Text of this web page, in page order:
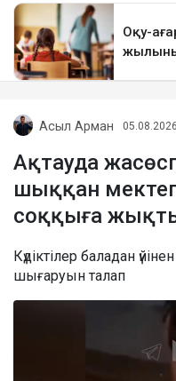
Асыл Арман
Ақтауда
шыққан
соққыға
Күдіктілер баладан
шығаруын талап